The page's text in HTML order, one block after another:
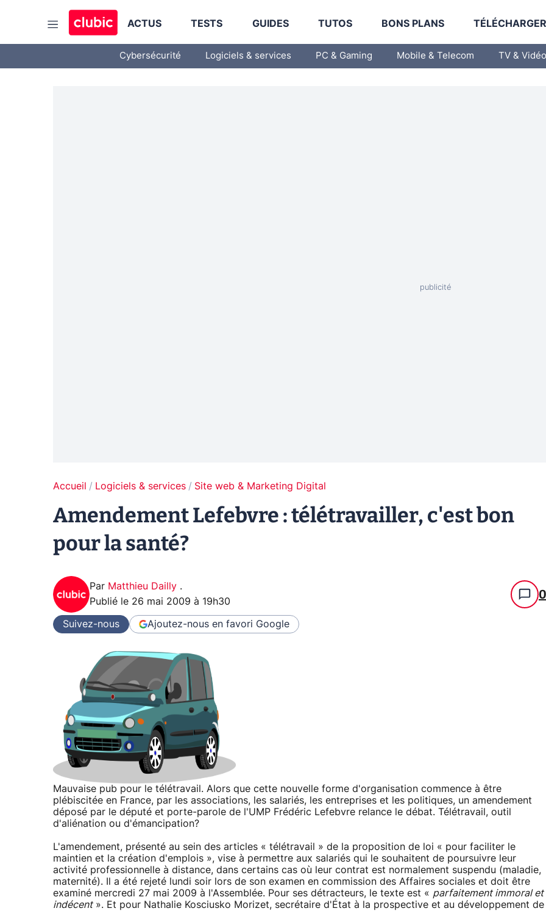
ACTUS TESTS GUIDES TUTOS BONS PLANS
Cybersécurité Logiciels & services PC & Gaming Mobile & Telecom TV & Vidéo
Accueil Logiciels & services Site web & Marketing Digital
Amendement Lefebvre : télétravailler, c'est bon
pour la santé?
Par Matthieu Dailly .
Publié le 26 mai 2009 à 19h30 0
Suivez-nous Ajoutez-nous en favori Google
Mauvaise pub pour le télétravail. Alors que cette nouvelle forme d'organisation commence à être
plébiscitée en France, par les associations, les salariés, les entreprises et les politiques, un amendement
déposé par le député et porte-parole de l'UMP Frédéric Lefebvre relance le débat. Télétravail, outil
d'aliénation ou d'émancipation?
L'amendement, présenté au sein des articles « télétravail » de la proposition de loi « pour faciliter le
maintien et la création d'emplois », vise à permettre aux salariés qui le souhaitent de poursuivre leur
activité professionnelle à distance, dans certains cas où leur contrat est normalement suspendu (maladie,
maternité). Il a été rejeté lundi soir lors de son examen en commission des Affaires sociales et doit être
examiné mercredi 27 mai 2009 à l'Assemblée. Pour ses détracteurs, le texte est « parfaitement immoral et
indécent». Et pour Nathalie Kosciusko Morizet, secrétaire d'État à la prospective et au développement de